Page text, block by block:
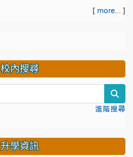
[ more... ]
校內搜尋
進階搜尋
升學資訊